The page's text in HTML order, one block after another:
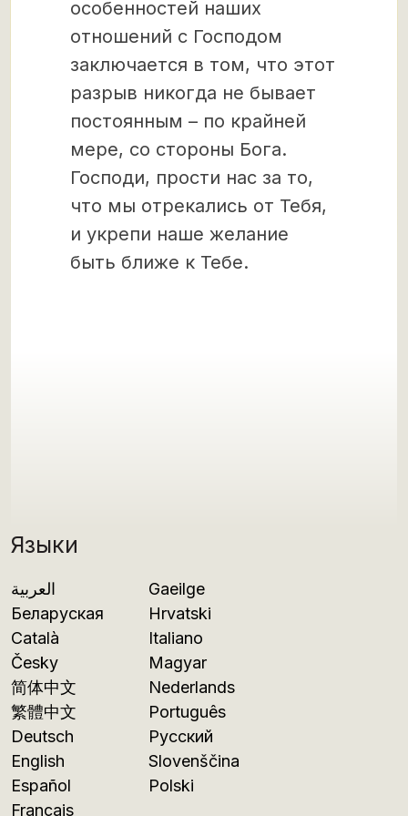
Языки
العربية
Беларуская
Català
Česky
简体中文
繁體中文
Deutsch
English
Español
Français
Gaeilge
Hrvatski
Italiano
Magyar
Nederlands
Português
Русский
Slovenščina
Polski
особенностей наших
отношений с Господом
заключается в том, что этот
разрыв никогда не бывает
постоянным – по крайней
мере, со стороны Бога.
Господи, прости нас за то,
что мы отрекались от Тебя,
и укрепи наше желание
быть ближе к Тебе.